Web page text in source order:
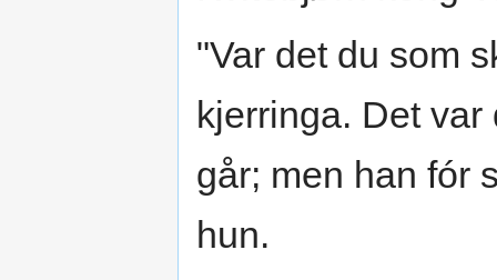
"Var det du som
kjerringa. Det
går; men han fór
hun.